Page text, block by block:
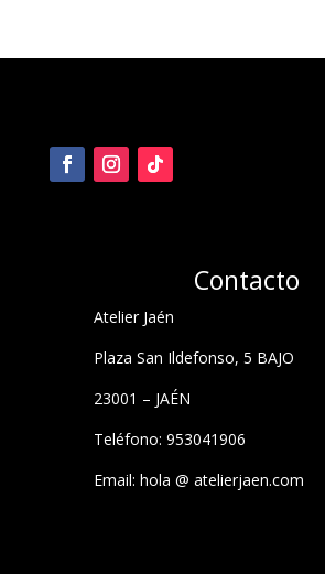
Contacto
Atelier Jaén
Plaza San Ildefonso, 5 BAJO
23001 – JAÉN
Teléfono: 953041906
Email: hola @ atelierjaen.com